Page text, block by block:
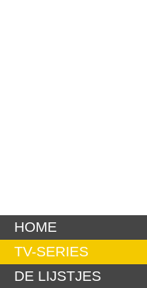
HOME
TV-SERIES
DE LIJSTJES